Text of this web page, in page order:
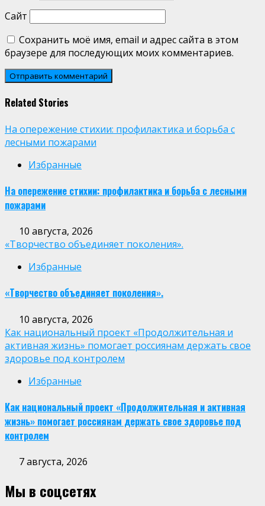
Сайт
Сохранить моё имя, email и адрес сайта в этом
браузере для последующих моих комментариев.
Related Stories
На опережение стихии: профилактика и борьба с
лесными пожарами
Избранные
На опережение стихии: профилактика и борьба с лесными
пожарами
10 августа, 2026
«Творчество объединяет поколения».
Избранные
«Творчество объединяет поколения».
10 августа, 2026
Как национальный проект «Продолжительная и
активная жизнь» помогает россиянам держать свое
здоровье под контролем
Избранные
Как национальный проект «Продолжительная и активная
жизнь» помогает россиянам держать свое здоровье под
контролем
7 августа, 2026
Мы в соцсетях